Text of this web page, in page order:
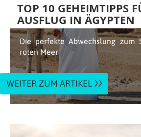
TOP 10 GEHEIMTIPPS
AUSFLUG IN ÄGYPTEN
Die perfekte Abwechslung zum
roten Meer
WEITER ZUM ARTIKEL